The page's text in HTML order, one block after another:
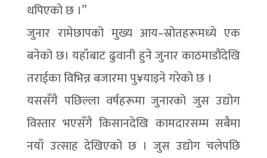
थपिएको छ ।”
जुनार रामेछापको मुख्य आय–स्रोतहरूमध्ये एक
बनेको छ। यहाँबाट ढुवानी हुने जुनार काठमाडौंदेखि
तराईका विभिन्न बजारमा पु¥याइने गरेको छ ।
यससँगै पछिल्ला वर्षहरूमा जुनारको जुस उद्योग
विस्तार भएसँगै किसानदेखि कामदारसम्म सबैमा
नयाँ उत्साह देखिएको छ । जुस उद्योग चलेपछि